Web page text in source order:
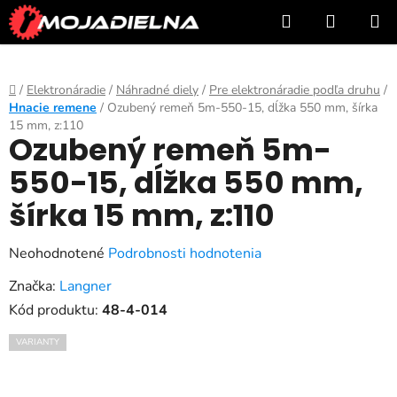
Prejsť
na
obsah
Hľadať
KOŠÍK
Domov
/ Elektronáradie / Náhradné diely / Pre elektronáradie podľa druhu /
Hnacie remene / Ozubený remeň 5m-550-15, dĺžka 550 mm, šírka
15 mm, z:110
Ozubený remeň 5m-
550-15, dĺžka 550 mm,
šírka 15 mm, z:110
Priemerné
hodnotenie
produktu
0,0
Neohodnotené Podrobnosti hodnotenia
Značka: Langner
Kód produktu: 48-4-014
VARIANTY